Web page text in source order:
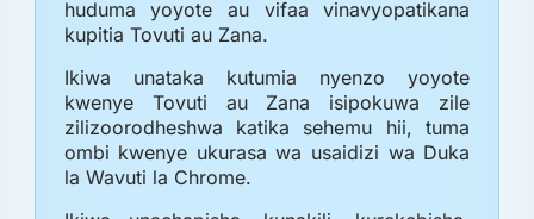
huduma yoyote au vifaa vinavyopatikana
kupitia Tovuti au Zana.
Ikiwa unataka kutumia nyenzo yoyote
kwenye Tovuti au Zana isipokuwa zile
zilizoorodheshwa katika sehemu hii, tuma
ombi kwenye ukurasa wa usaidizi wa Duka
la Wavuti la Chrome.